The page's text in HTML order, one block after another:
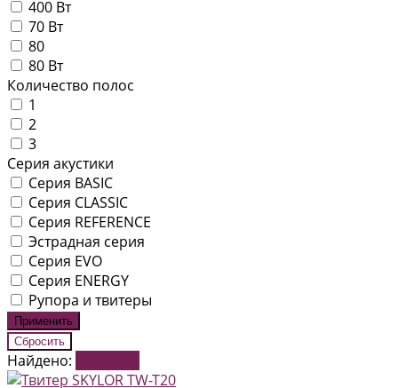
400 Вт
70 Вт
80
80 Вт
Количество полос
1
2
3
Серия акустики
Серия BASIC
Серия CLASSIC
Серия REFERENCE
Эстрадная серия
Серия EVO
Серия ENERGY
Рупора и твитеры
Найдено: